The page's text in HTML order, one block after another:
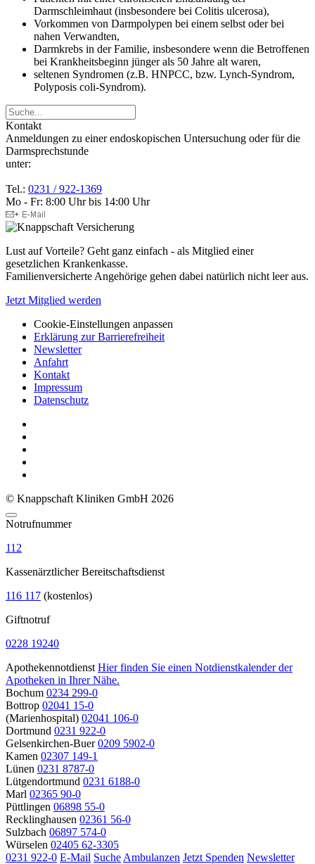
Darmschleimhaut (insbesondere bei Colitis ulcerosa),
Vorkommen von Darmpolypen bei einem selbst oder bei
nahen Verwandten,
Darmkrebs in der Familie, insbesondere wenn die Betroffenen
bei Krankheitsbeginn jünger als 50 Jahre alt waren,
seltenen Syndromen (z.B. HNPCC, bzw. Lynch-Syndrom,
Polyposis coli-Syndrom).
Kontakt
Anmeldungen zu einer endoskopischen Untersuchung oder für die
Darmsprechstunde
unter:
Tel.: 0231 / 922-1369
Mo - Fr: 8:00 Uhr bis 14:00 Uhr
Lust auf Vorteile? Geht ganz einfach - als Mitglied einer
gesetzlichen Krankenkasse.
Familienversicherte Angehörige gehen dabei natürlich nicht leer aus.
Jetzt Mitglied werden
Cookie-Einstellungen anpassen
Erklärung zur Barrierefreiheit
Newsletter
Anfahrt
Kontakt
Impressum
Datenschutz
© Knappschaft Kliniken GmbH 2026
Notrufnummer
112
Kassenärztlicher Bereitschaftsdienst
116 117 (kostenlos)
Giftnotruf
0228 19240
Apothekennotdienst Hier finden Sie einen Notdienstkalender der
Apotheken in Ihrer Nähe.
Bochum 0234 299-0
Bottrop 02041 15-0
(Marienhospital) 02041 106-0
Dortmund 0231 922-0
Gelsenkirchen-Buer 0209 5902-0
Kamen 02307 149-1
Lünen 0231 8787-0
Lütgendortmund 0231 6188-0
Marl 02365 90-0
Püttlingen 06898 55-0
Recklinghausen 02361 56-0
Sulzbach 06897 574-0
Würselen 02405 62-3305
0231 922-0 E-Mail Suche Ambulanzen Jetzt Spenden Newsletter